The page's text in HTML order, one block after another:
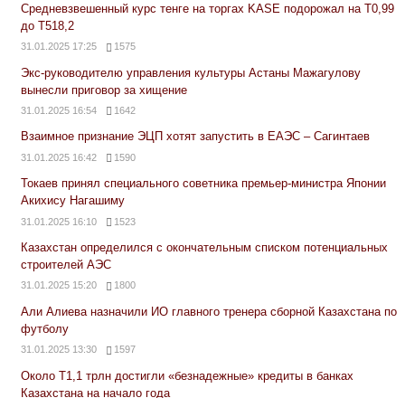
Средневзвешенный курс тенге на торгах KASE подорожал на Т0,99
до Т518,2
31.01.2025 17:25 1575
Экс-руководителю управления культуры Астаны Мажагулову
вынесли приговор за хищение
31.01.2025 16:54 1642
Взаимное признание ЭЦП хотят запустить в ЕАЭС – Сагинтаев
31.01.2025 16:42 1590
Токаев принял специального советника премьер-министра Японии
Акихису Нагашиму
31.01.2025 16:10 1523
Казахстан определился с окончательным списком потенциальных
строителей АЭС
31.01.2025 15:20 1800
Али Алиева назначили ИО главного тренера сборной Казахстана по
футболу
31.01.2025 13:30 1597
Около Т1,1 трлн достигли «безнадежные» кредиты в банках
Казахстана на начало года